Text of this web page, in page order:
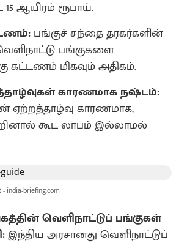
ஆயிரம் ரூபாய்.
பங்குச் சந்தை தரகர்களின்
பங்குகளை
கட்டணம் மிகவும் அதிகம்.
காரணமாக நஷ்டம்:
ஏற்றத்தாழ்வு காரணமாக,
கூட லாபம் இல்லாமல்
india-briefing.com
வெளிநாட்டுப் பங்குகள்
இந்திய அரசானது வெளிநாட்டுப்